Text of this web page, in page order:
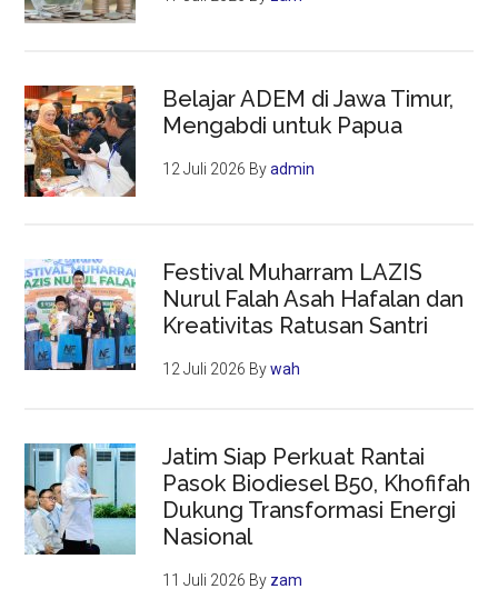
Belajar ADEM di Jawa Timur,
Mengabdi untuk Papua
12 Juli 2026 Byadmin
Festival Muharram LAZIS
Nurul Falah Asah Hafalan dan
Kreativitas Ratusan Santri
12 Juli 2026 Bywah
Jatim Siap Perkuat Rantai
Pasok Biodiesel B50, Khofifah
Dukung Transformasi Energi
Nasional
11 Juli 2026 By zam